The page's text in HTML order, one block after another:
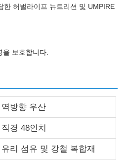
한 허벌라이프 뉴트리션 및 UMPIRE
보호합니다.
역방향 우산
직경 48인치
유리 섬유 및 강철 복합재